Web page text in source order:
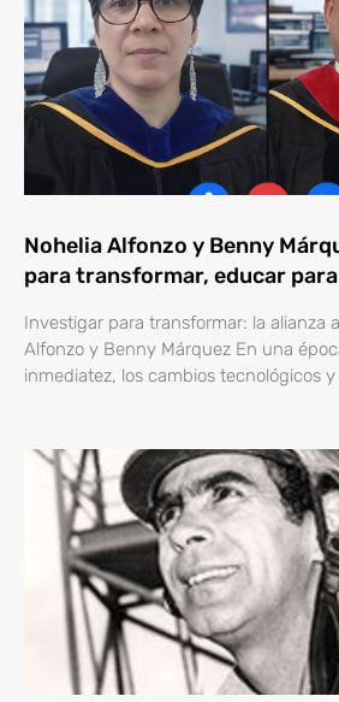
Nohelia Alfonzo y Benny
para transformar, educar
Investigar para transformar: la alianza
Alfonzo y Benny Márquez En una
inmediatez, los cambios tecnológicos